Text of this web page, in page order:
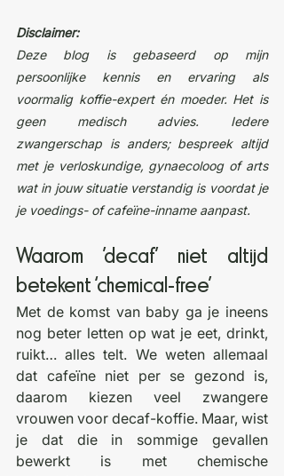
Disclaimer:
Deze blog is gebaseerd op mijn
persoonlijke kennis en ervaring als
voormalig koffie-expert én moeder. Het is
geen medisch advies. Iedere
zwangerschap is anders; bespreek altijd
met je verloskundige, gynaecoloog of arts
wat in jouw situatie verstandig is voordat je
je voedings- of cafeïne-inname aanpast.
Waarom 'decaf' niet altijd
betekent ‘chemical-free’
Met de komst van baby ga je ineens
nog beter letten op wat je eet, drinkt,
ruikt… alles telt. We weten allemaal
dat cafeïne niet per se gezond is,
daarom kiezen veel zwangere
vrouwen voor decaf-koffie. Maar, wist
je dat die in sommige gevallen
bewerkt is met chemische